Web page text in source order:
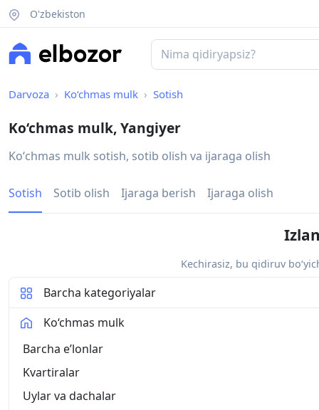
O'zbekiston
Darvoza Ko‘chmas mulk Sotish
Ko‘chmas mulk, Yangiyer
Koʻchmas mulk sotish, sotib olish va ijaraga olish
Sotish Sotib olish Ijaraga berish Ijaraga olish
Kechirasiz, bu qidiruv
Barcha kategoriyalar
Ko‘chmas mulk
Barcha eʼlonlar
Kvartiralar
Uylar va dachalar